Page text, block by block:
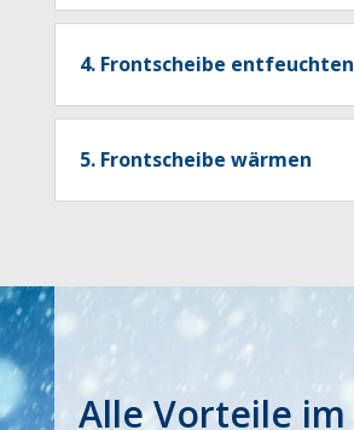
4. Frontscheibe entfeuchten
5. Frontscheibe wärmen
Alle Vorteile im